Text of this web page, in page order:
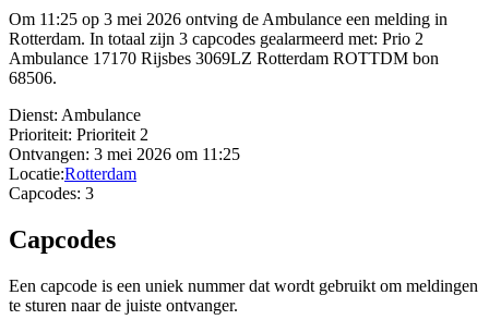
Om 11:25 op 3 mei 2026 ontving de Ambulance een melding in
Rotterdam. In totaal zijn 3 capcodes gealarmeerd met: Prio 2
Ambulance 17170 Rijsbes 3069LZ Rotterdam ROTTDM bon
68506.
Dienst: Ambulance
Prioriteit: Prioriteit 2
Ontvangen: 3 mei 2026 om 11:25
Locatie:Rotterdam
Capcodes: 3
Capcodes
Een capcode is een uniek nummer dat wordt gebruikt om meldingen
te sturen naar de juiste ontvanger.